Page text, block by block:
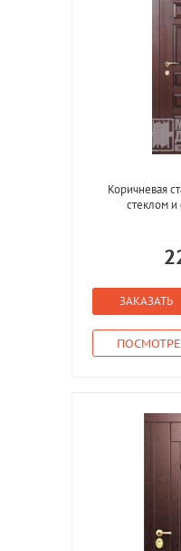
Коричневая
стеклом
ЗАКАЗАТЬ